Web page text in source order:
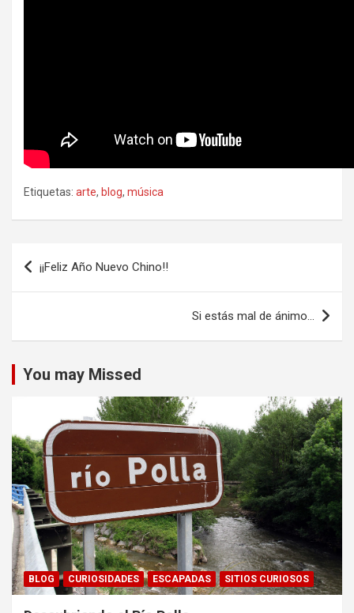
Etiquetas: arte, blog, música
Navegación
de
¡¡Feliz Año Nuevo Chino!!
Si estás mal de ánimo…
You may Missed
BLOG CURIOSIDADES ESCAPADAS SITIOS CURIOSOS